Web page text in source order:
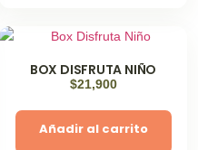
BOX DISFRUTA NIÑO
$21,900
Añadir al carrito